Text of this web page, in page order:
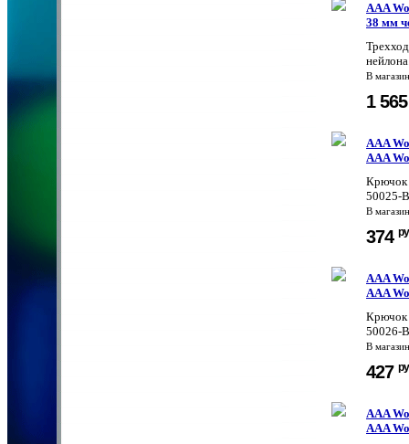
AAA
38 мм
В
1
AAA
AAA
Крючок
50025-
В
374
AAA
AAA
Крючок
50026-
В
427
AAA
AAA